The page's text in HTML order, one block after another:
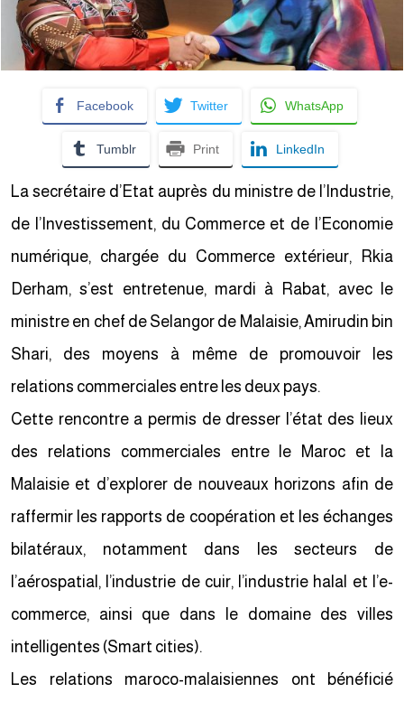
Facebook Twitter WhatsApp
Tumblr Print LinkedIn
La secrétaire d’Etat auprès du ministre de l’Industrie,
de l’Investissement, du Commerce et de l’Economie
numérique, chargée du Commerce extérieur, Rkia
Derham, s’est entretenue, mardi à Rabat, avec le
ministre en chef de Selangor de Malaisie, Amirudin bin
Shari, des moyens à même de promouvoir les
relations commerciales entre les deux pays.
Cette rencontre a permis de dresser l’état des lieux
des relations commerciales entre le Maroc et la
Malaisie et d’explorer de nouveaux horizons afin de
raffermir les rapports de coopération et les échanges
bilatéraux, notamment dans les secteurs de
l’aérospatial, l’industrie de cuir, l’industrie halal et l’e-
commerce, ainsi que dans le domaine des villes
intelligentes (Smart cities).
Les relations maroco-malaisiennes ont bénéficié